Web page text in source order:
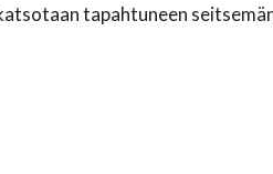
tapahtuneen